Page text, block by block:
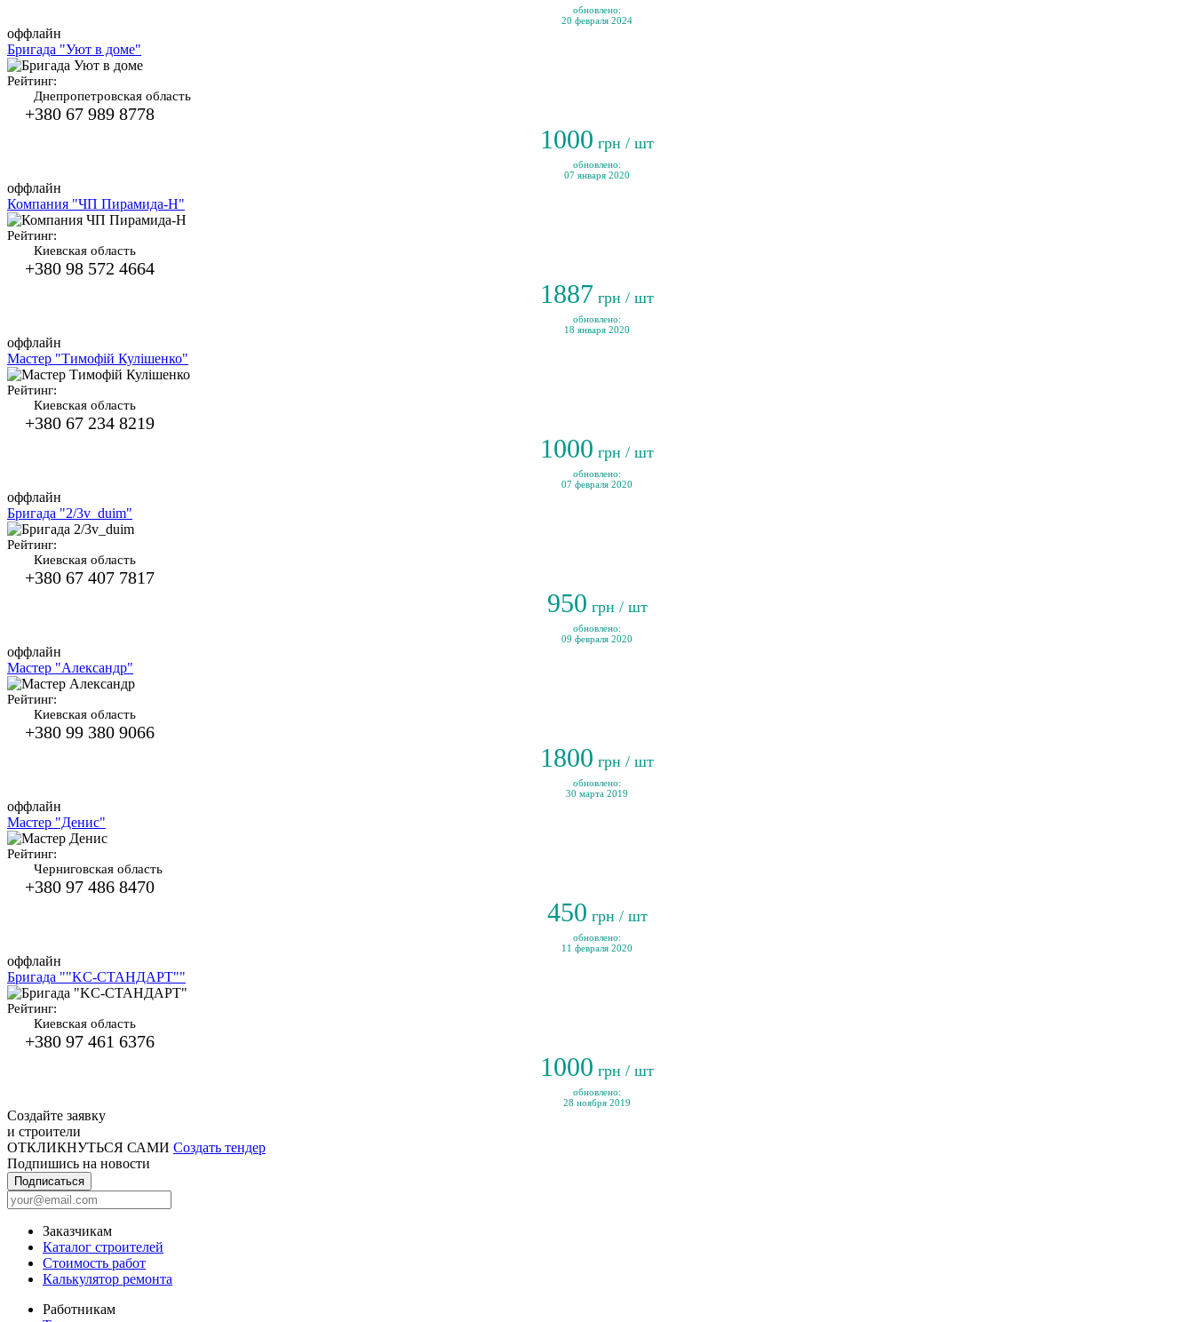
обновлено:
20 февраля 2024
оффлайн
Бригада "Уют в доме"
Рейтинг:
Днепропетровская область
+380 67 989 8778
1000 грн / шт
обновлено:
07 января 2020
оффлайн
Компания "ЧП Пирамида-Н"
Рейтинг:
Киевская область
+380 98 572 4664
1887 грн / шт
обновлено:
18 января 2020
оффлайн
Мастер "Тимофій Кулішенко"
Рейтинг:
Киевская область
+380 67 234 8219
1000 грн / шт
обновлено:
07 февраля 2020
оффлайн
Бригада "2/3v_duim"
Рейтинг:
Киевская область
+380 67 407 7817
950 грн / шт
обновлено:
09 февраля 2020
оффлайн
Мастер "Александр"
Рейтинг:
Киевская область
+380 99 380 9066
1800 грн / шт
обновлено:
30 марта 2019
оффлайн
Мастер "Денис"
Рейтинг:
Черниговская область
+380 97 486 8470
450 грн / шт
обновлено:
11 февраля 2020
оффлайн
Бригада ""KC-СТАНДАРТ""
Рейтинг:
Киевская область
+380 97 461 6376
1000 грн / шт
обновлено:
28 ноября 2019
Создайте заявку
и строители
ОТКЛИКНУТЬСЯ САМИ Создать тендер
Подпишись на новости
Подписаться
Заказчикам
Каталог строителей
Стоимость работ
Калькулятор ремонта
Работникам